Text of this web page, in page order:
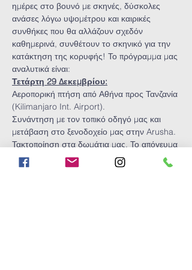
ημέρες στο βουνό με σκηνές, δύσκολες
ανάσες λόγω υψομέτρου και καιρικές
συνθήκες που θα αλλάζουν σχεδόν
καθημερινά, συνθέτουν το σκηνικό για την
κατάκτηση της κορυφής! Το πρόγραμμα μας
αναλυτικά είναι:
Τετάρτη 29 Δεκεμβρίου:
Αεροπορική πτήση από Αθήνα προς Τανζανία
(Kilimanjaro Int. Airport).
Συνάντηση με τον τοπικό οδηγό μας και
μετάβαση στο ξενοδοχείο μας στην Arusha.
Τακτοποίηση στα δωμάτια μας. Το απόγευμα
προετοιμασία-ενημέρωση, και έλεγχος
εξοπλισμού από τον τοπικό οδηγό για την